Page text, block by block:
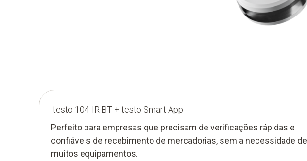
testo 104-IR BT + testo Smart App
Perfeito para empresas que precisam de verificações rápidas e
confiáveis ​​de recebimento de mercadorias, sem a necessidade de
muitos equipamentos.